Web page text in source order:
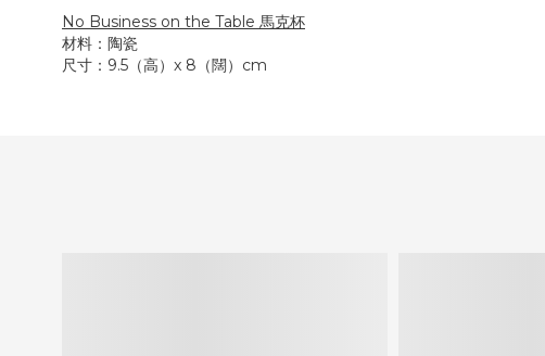
No Business on the Table 馬克杯
材料：陶瓷
尺寸：9.5（高）x 8（闊）cm